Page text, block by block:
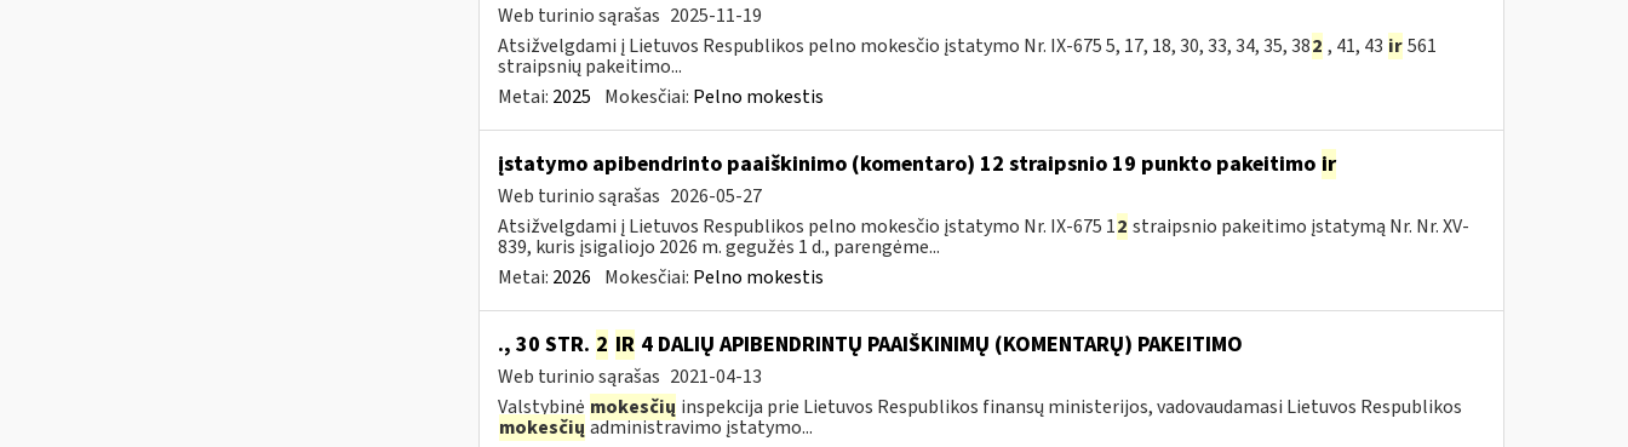
Web turinio sąrašas 2025-11-19
Atsižvelgdami į Lietuvos Respublikos pelno mokesčio įstatymo Nr. IX-675 5, 17, 18, 30, 33, 34, 35, 382 , 41, 43 ir 561
straipsnių pakeitimo...
Metai: 2025 Mokesčiai: Pelno mokestis
įstatymo apibendrinto paaiškinimo (komentaro) 12 straipsnio 19 punkto pakeitimo ir
Web turinio sąrašas 2026-05-27
Atsižvelgdami į Lietuvos Respublikos pelno mokesčio įstatymo Nr. IX-675 12 straipsnio pakeitimo įstatymą Nr. Nr. XV-
839, kuris įsigaliojo 2026 m. gegužės 1 d., parengėme...
Metai: 2026 Mokesčiai: Pelno mokestis
., 30 STR. 2 IR 4 DALIŲ APIBENDRINTŲ PAAIŠKINIMŲ (KOMENTARŲ) PAKEITIMO
Web turinio sąrašas 2021-04-13
Valstybinė mokesčių inspekcija prie Lietuvos Respublikos finansų ministerijos, vadovaudamasi Lietuvos Respublikos
mokesčių administravimo įstatymo...